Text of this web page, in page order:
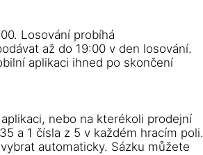
Losování probíhá
až do 19:00 v den losování.
aplikaci ihned po skončení
nebo na kterékoli prodejní
a 1 čísla z 5 v každém hracím poli.
automaticky. Sázku můžete